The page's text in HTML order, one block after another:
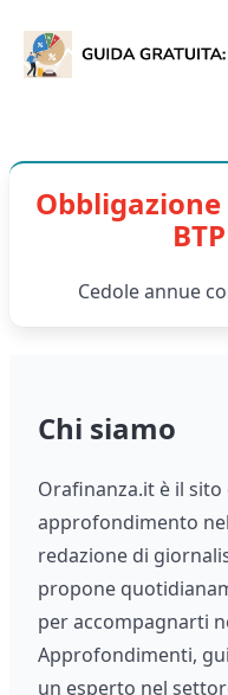
Cedole annue
Chi siamo
Orafinanza.it è il
approfondimento
redazione di
propone
per accompagnarti
Approfondimenti,
un esperto nel